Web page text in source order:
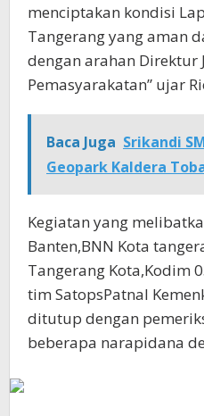
menciptakan kondisi
Tangerang yang aman
dengan arahan Direktur
Pemasyarakatan” ujar
Baca Juga Srikandi
Geopark Kaldera
Kegiatan yang
Banten,BNN Kota
Tangerang Kota,Kodim
tim SatopsPatnal
ditutup dengan
beberapa narapidana